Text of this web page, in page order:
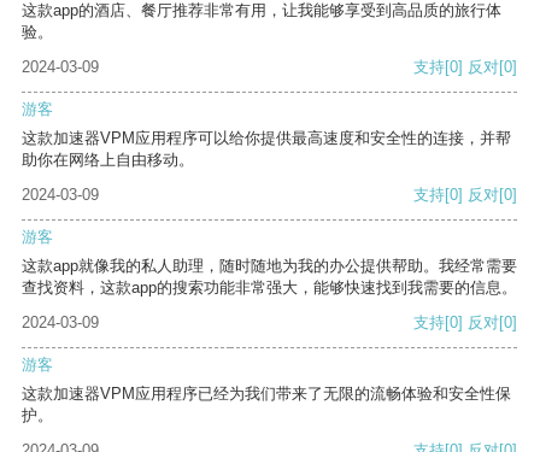
这款app的酒店、餐厅推荐非常有用，让我能够享受到高品质的旅行体
验。
2024-03-09
支持[0] 反对[0]
游客
这款加速器VPM应用程序可以给你提供最高速度和安全性的连接，并帮
助你在网络上自由移动。
2024-03-09
支持[0] 反对[0]
游客
这款app就像我的私人助理，随时随地为我的办公提供帮助。我经常需要
查找资料，这款app的搜索功能非常强大，能够快速找到我需要的信息。
2024-03-09
支持[0] 反对[0]
游客
这款加速器VPM应用程序已经为我们带来了无限的流畅体验和安全性保
护。